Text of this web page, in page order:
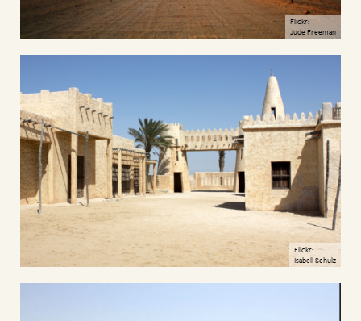
Flickr:
Jude Freeman
Flickr:
Isabell Schulz